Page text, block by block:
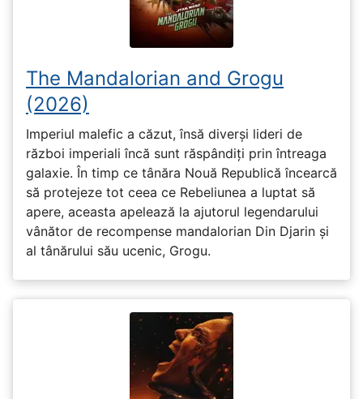
The Mandalorian and Grogu
(2026)
Imperiul malefic a căzut, însă diverși lideri de
război imperiali încă sunt răspândiți prin întreaga
galaxie. În timp ce tânăra Nouă Republică încearcă
să protejeze tot ceea ce Rebeliunea a luptat să
apere, aceasta apelează la ajutorul legendarului
vânător de recompense mandalorian Din Djarin și
al tânărului său ucenic, Grogu.